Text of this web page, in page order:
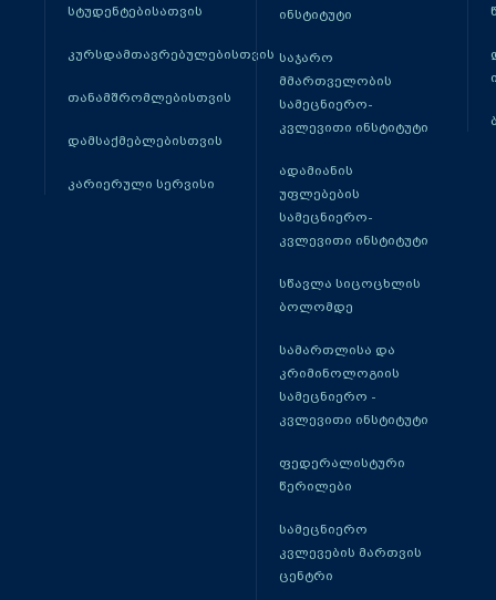
სტუდენტებისათვის
კურსდამთავრებულებისთვის
თანამშრომლებისთვის
დამსაქმებლებისთვის
კარიერული სერვისი
ინსტიტუტი
საჯარო
მმართველობის
სამეცნიერო-
კვლევითი ინსტიტუტი
ადამიანის
უფლებების
სამეცნიერო-
კვლევითი ინსტიტუტი
სწავლა სიცოცხლის
ბოლომდე
სამართლისა და
კრიმინოლოგიის
სამეცნიერო -
კვლევითი ინსტიტუტი
ფედერალისტური
წერილები
სამეცნიერო
კვლევების მართვის
ცენტრი